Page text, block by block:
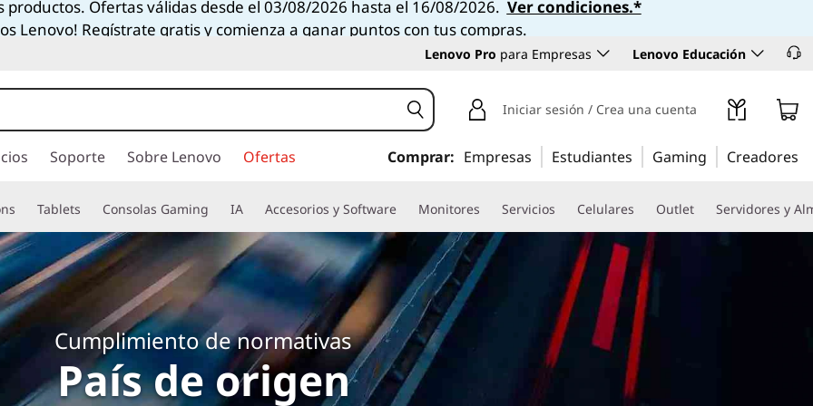
productos. Ofertas válidas desde el 03/08/2026 hasta el 16/08/2026. Ver condiciones.*
Lenovo! Regístrate gratis y comienza a ganar puntos con tus compras.
Lenovo Pro para Empresas Lenovo Educación
Iniciar sesión / Crea una cuenta
Soporte Sobre Lenovo Ofertas Comprar: Empresas Estudiantes Gaming Creadores
Tablets Consolas Gaming IA Accesorios y Software Monitores Servicios Celulares Outlet Servidores y
Cumplimiento de normativas
País de origen